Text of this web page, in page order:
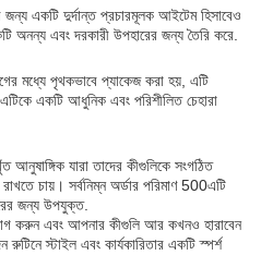
একটি দুর্দান্ত প্রচারমূলক আইটেম হিসাবেও
অনন্য এবং দরকারী উপহারের জন্য তৈরি করে.
মধ্যে পৃথকভাবে প্যাকেজ করা হয়, এটি
একটি আধুনিক এবং পরিশীলিত চেহারা
আনুষাঙ্গিক যারা তাদের কীগুলিকে সংগঠিত
চায়। সর্বনিম্ন অর্ডার পরিমাণ 500এটি
জন্য উপযুক্ত.
করুন এবং আপনার কীগুলি আর কখনও হারাবেন
স্টাইল এবং কার্যকারিতার একটি স্পর্শ